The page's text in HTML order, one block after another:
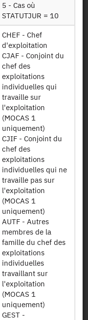
5 - Cas où
STATUTJUR = 10
CHEF - Chef
d'exploitation
CJAF - Conjoint du
chef des
exploitations
individuelles qui
travaille sur
l'exploitation
(MOCAS 1
uniquement)
CJIF - Conjoint du
chef des
exploitations
individuelles qui ne
travaille pas sur
l'exploitation
(MOCAS 1
uniquement)
AUTF - Autres
membres de la
famille du chef des
exploitations
individuelles
travaillant sur
l'exploitation
(MOCAS 1
uniquement)
GEST -